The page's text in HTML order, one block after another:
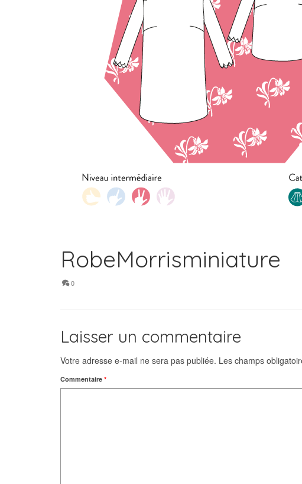
RobeMorrisminiature
0
Laisser un commentaire
Votre adresse e-mail ne sera pas publiée. Les champs
Commentaire *